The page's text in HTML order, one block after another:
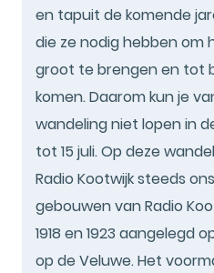
en tapuit de komende
die ze nodig hebben om
groot te brengen en tot
komen. Daarom kun je
wandeling niet lopen in
tot 15 juli. Op deze
Radio Kootwijk steeds
gebouwen van Radio
1918 en 1923 aangelegd
op de Veluwe. Het